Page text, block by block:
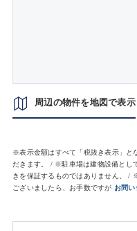
周辺の物件を地図で表示
※表示金額はすべて「税抜き表示」と
だきます。 / ※駐車場は建物設備とし
きを保証するものではありません。 /
ございましたら、お手数ですが お問い